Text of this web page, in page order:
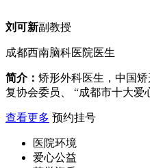
刘可新副教授
成都西南脑科医院医生
简介： 矫形外科医生，中国
复协会委员、 “成都市十大爱
查看更多 预约挂号
医院环境
爱心公益